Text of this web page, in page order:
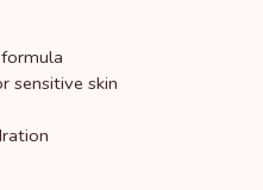
sensitive skin